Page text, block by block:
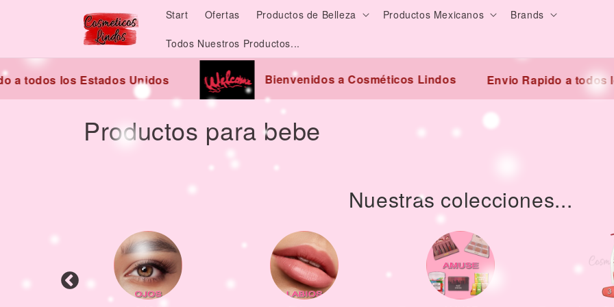
Start Ofertas Productos de Belleza Productos Mexicanos Brands
Todos Nuestros Productos...
todos los Estados Unidos Bienvenidos a Cosméticos Lindos Envio Rapido a todos
C
t
Productos para bebe
Nuestras colecciones...